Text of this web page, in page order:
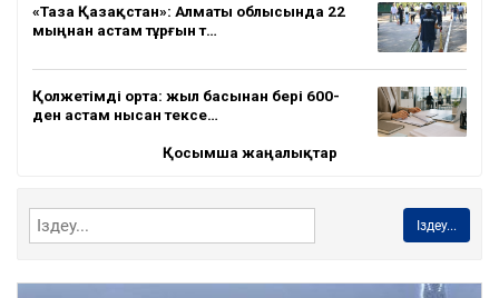
«Таза Қазақстан»: Алматы облысында 22
мыңнан астам тұрғын т…
Қолжетімді орта: жыл басынан бері 600-
ден астам нысан тексе…
Қосымша жаңалықтар
Іздеу...